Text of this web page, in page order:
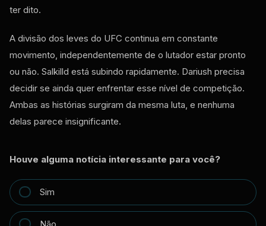
ter dito.
A divisão dos leves do UFC continua em constante
movimento, independentemente de o lutador estar pronto
ou não. Salkilld está subindo rapidamente. Dariush precisa
decidir se ainda quer enfrentar esse nível de competição.
Ambas as histórias surgiram da mesma luta, e nenhuma
delas parece insignificante.
Houve alguma notícia interessante para você?
Sim